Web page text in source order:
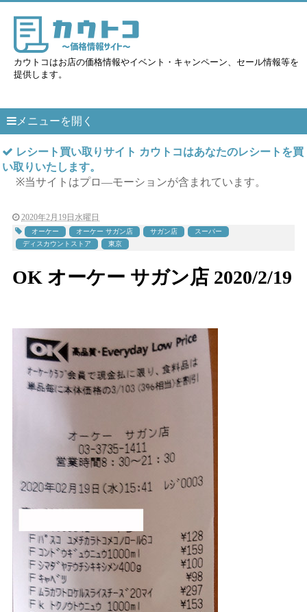
カウトコはお店の価格情報やイベント・キャンペーン、セール情報等を
提供します。
メニューを開く
レシート買い取りサイト カウトコはあなたのレシートを買
い取りいたします。
※当サイトはプロ―モーションが含まれています。
2020年2月19日水曜日
オーケー オーケー サガン店 サガン店
スーパー
ディスカウントストア
東京
OK オーケー サガン店 2020/2/19